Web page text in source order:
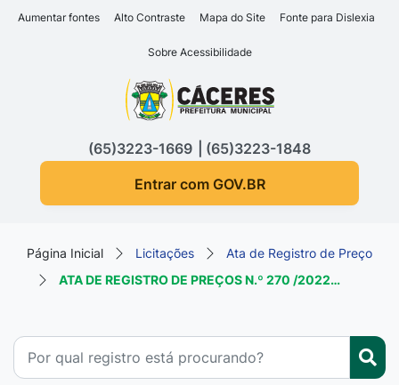
Seção de atalhos e links
Ir para o conteúdo [alt+1]
Ir para o rodapé [alt+4]
Aumentar fontes Alto Contraste Mapa do Site Fonte para Dislexia
Sobre Acessibilidade
Seção do menu principal
(65)3223-1669
(65)3223-1848
Entrar com GOV.BR
Página Inicial Licitações
Ata de Registro de Preço
ATA DE REGISTRO DE PREÇOS N.º 270 /2022…